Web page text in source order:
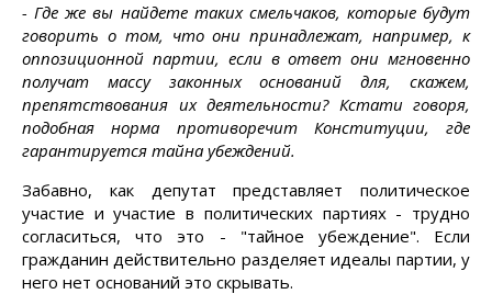
- Где же вы найдете таких смельчаков, которые будут
говорить о том, что они принадлежат, например, к
оппозиционной партии, если в ответ они мгновенно
получат массу законных оснований для, скажем,
препятствования их деятельности? Кстати говоря,
подобная норма противоречит Конституции, где
гарантируется тайна убеждений.
Забавно, как депутат представляет политическое
участие и участие в политических партиях - трудно
согласиться, что это - "тайное убеждение". Если
гражданин действительно разделяет идеалы партии, у
него нет оснований это скрывать.